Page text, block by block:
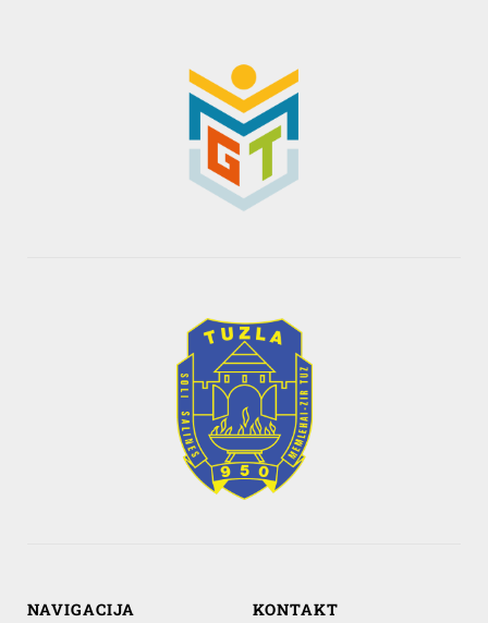
NAVIGACIJA KONTAKT